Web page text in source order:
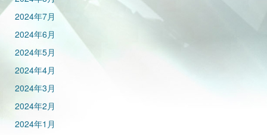
2024年7月
2024年6月
2024年5月
2024年4月
2024年3月
2024年2月
2024年1月